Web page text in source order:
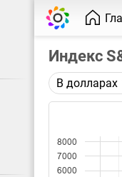
Индекс
Описание
Индекс
Каждая
при
В долларах
6000
7000
8000